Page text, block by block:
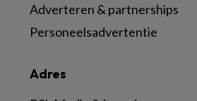
Adres
Adverteren & partnerships
Personeelsadvertentie